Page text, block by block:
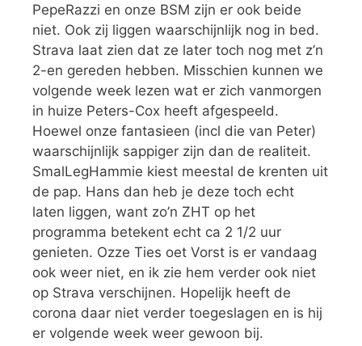
PepeRazzi en onze BSM zijn er ook beide
niet. Ook zij liggen waarschijnlijk nog in bed.
Strava laat zien dat ze later toch nog met z’n
2-en gereden hebben. Misschien kunnen we
volgende week lezen wat er zich vanmorgen
in huize Peters-Cox heeft afgespeeld.
Hoewel onze fantasieen (incl die van Peter)
waarschijnlijk sappiger zijn dan de realiteit.
SmalLegHammie kiest meestal de krenten uit
de pap. Hans dan heb je deze toch echt
laten liggen, want zo’n ZHT op het
programma betekent echt ca 2 1/2 uur
genieten. Ozze Ties oet Vorst is er vandaag
ook weer niet, en ik zie hem verder ook niet
op Strava verschijnen. Hopelijk heeft de
corona daar niet verder toegeslagen en is hij
er volgende week weer gewoon bij.